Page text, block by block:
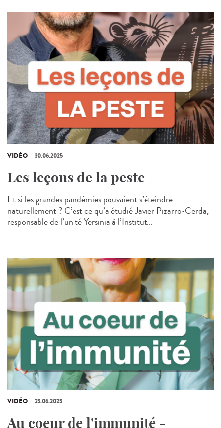
VIDÉO 30.06.2025
Les leçons de la peste
Et si les grandes pandémies pouvaient s’éteindre
naturellement ? C’est ce qu’a étudié Javier Pizarro-Cerda,
responsable de l’unité Yersinia à l’Institut...
VIDÉO 25.06.2025
Au coeur de l'immunité -